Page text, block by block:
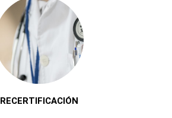
RECERTIFICACIÓN